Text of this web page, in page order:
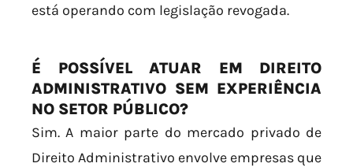
está operando com legislação revogada.
É POSSÍVEL ATUAR EM DIREITO
ADMINISTRATIVO SEM EXPERIÊNCIA
NO SETOR PÚBLICO?
Sim. A maior parte do mercado privado de
Direito Administrativo envolve empresas que